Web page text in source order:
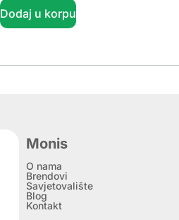
Dodaj u korpu
Monis
O nama
Brendovi
Savjetovalište
Blog
Kontakt